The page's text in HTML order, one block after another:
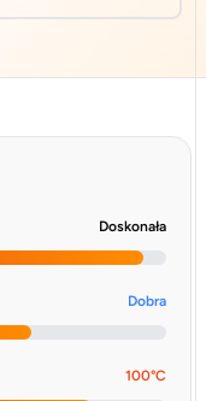
Doskonała
Dobra
100°C